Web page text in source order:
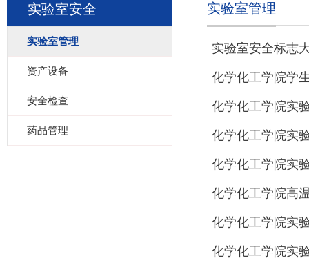
实验室安全
实验室管理
资产设备
安全检查
药品管理
实验室管理
实验室安全标志
化学化工学院学
化学化工学院实
化学化工学院实
化学化工学院实
化学化工学院高
化学化工学院实
化学化工学院实